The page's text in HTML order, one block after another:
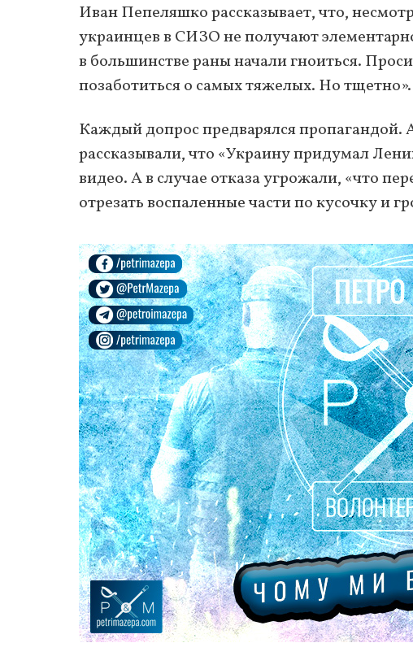
Иван Пепеляшко рассказывает, что,
украинцев в СИЗО не получают
в большинстве раны начали гноиться.
позаботиться о самых тяжелых. Но тщетно».
Каждый допрос предварялся
рассказывали, что «Украину придумал
видео. А в случае отказа угрожали, «что
отрезать воспаленные части по кусочку и